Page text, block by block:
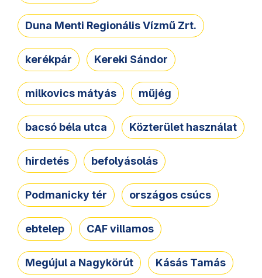
Duna Menti Regionális Vízmű Zrt.
kerékpár Kereki Sándor
milkovics mátyás műjég
bacsó béla utca Közterület használat
hirdetés befolyásolás
Podmanicky tér országos csúcs
ebtelep CAF villamos
Megújul a Nagykörút Kásás Tamás